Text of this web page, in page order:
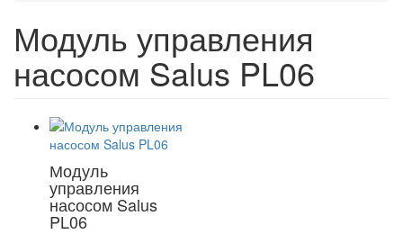
Модуль управления
насосом Salus PL06
Модуль
управления
насосом Salus
PL06